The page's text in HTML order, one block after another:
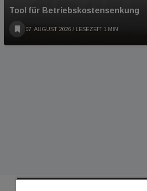
Tool für Betriebskostensenkung
07. AUGUST 2026 / LESEZEIT 1 MIN